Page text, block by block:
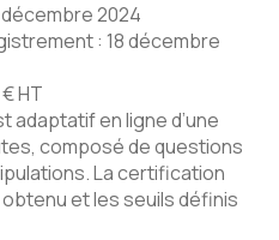
2024
: 18 décembre
HT
adaptatif en ligne d’une
composé de questions
La certification
et les seuils définis